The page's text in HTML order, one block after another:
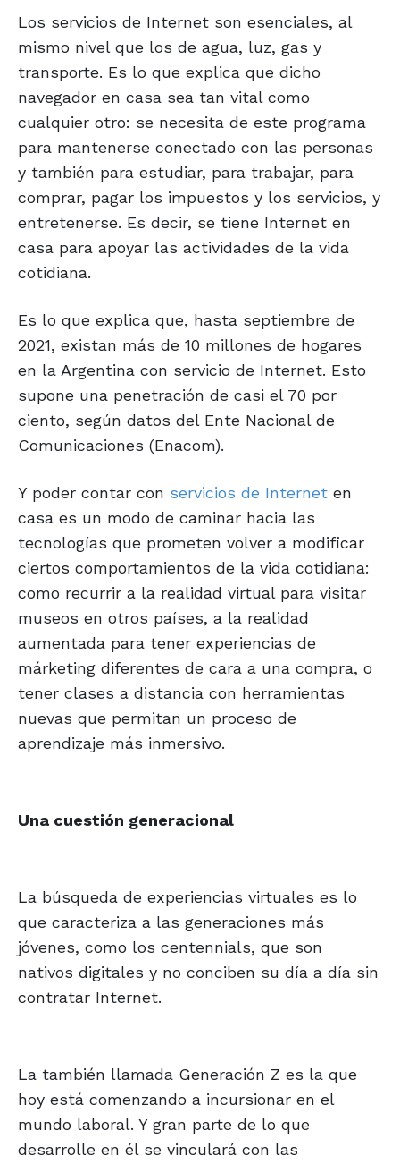
Los servicios de Internet son esenciales, al
mismo nivel que los de agua, luz, gas y
transporte. Es lo que explica que dicho
navegador en casa sea tan vital como
cualquier otro: se necesita de este programa
para mantenerse conectado con las personas
y también para estudiar, para trabajar, para
comprar, pagar los impuestos y los servicios, y
entretenerse. Es decir, se tiene Internet en
casa para apoyar las actividades de la vida
cotidiana.
Es lo que explica que, hasta septiembre de
2021, existan más de 10 millones de hogares
en la Argentina con servicio de Internet. Esto
supone una penetración de casi el 70 por
ciento, según datos del Ente Nacional de
Comunicaciones (Enacom).
Y poder contar con servicios de Internet en
casa es un modo de caminar hacia las
tecnologías que prometen volver a modificar
ciertos comportamientos de la vida cotidiana:
como recurrir a la realidad virtual para visitar
museos en otros países, a la realidad
aumentada para tener experiencias de
márketing diferentes de cara a una compra, o
tener clases a distancia con herramientas
nuevas que permitan un proceso de
aprendizaje más inmersivo.
Una cuestión generacional
La búsqueda de experiencias virtuales es lo
que caracteriza a las generaciones más
jóvenes, como los centennials, que son
nativos digitales y no conciben su día a día sin
contratar Internet.
La también llamada Generación Z es la que
hoy está comenzando a incursionar en el
mundo laboral. Y gran parte de lo que
desarrolle en él se vinculará con las